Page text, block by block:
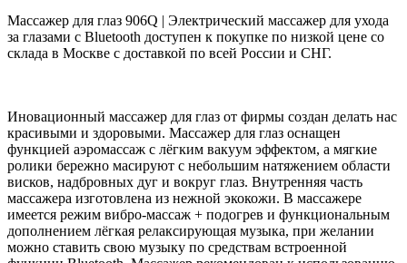
Массажер для глаз 906Q | Электрический массажер для ухода
за глазами с Bluetooth доступен к покупке по низкой цене со
склада в Москве с доставкой по всей России и СНГ.
Иновационный массажер для глаз от фирмы создан делать нас
красивыми и здоровыми. Массажер для глаз оснащен
функцией аэромассаж с лёгким вакуум эффектом, а мягкие
ролики бережно масируют с небольшим натяжением области
висков, надбровных дуг и вокруг глаз. Внутренняя часть
массажера изготовлена из нежной экокожи. В массажере
имеется режим вибро-массаж + подогрев и функциональным
дополнением лёгкая релаксирующая музыка, при желании
можно ставить свою музыку по средствам встроенной